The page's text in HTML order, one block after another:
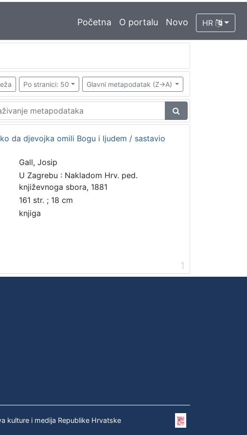
Početna O portalu Novo HR
Po stranici: 50 Glavni metapodatak (Z->A)
da djevojka omili Bogu i ljudem / sastavio
Gall, Josip
U Zagrebu : Nakladom Hrv. ped.
književnoga sbora, 1881
161 str. ; 18 cm
knjiga
1
kulture i medija Republike Hrvatske